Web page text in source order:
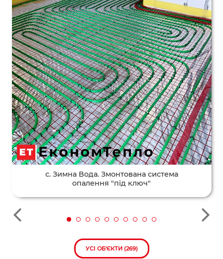
с. Зимна Вода. Змонтована система
опалення "під ключ"
УСІ ОБ'ЄКТИ (269)